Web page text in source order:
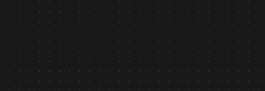
Tin tức February 6, 2026